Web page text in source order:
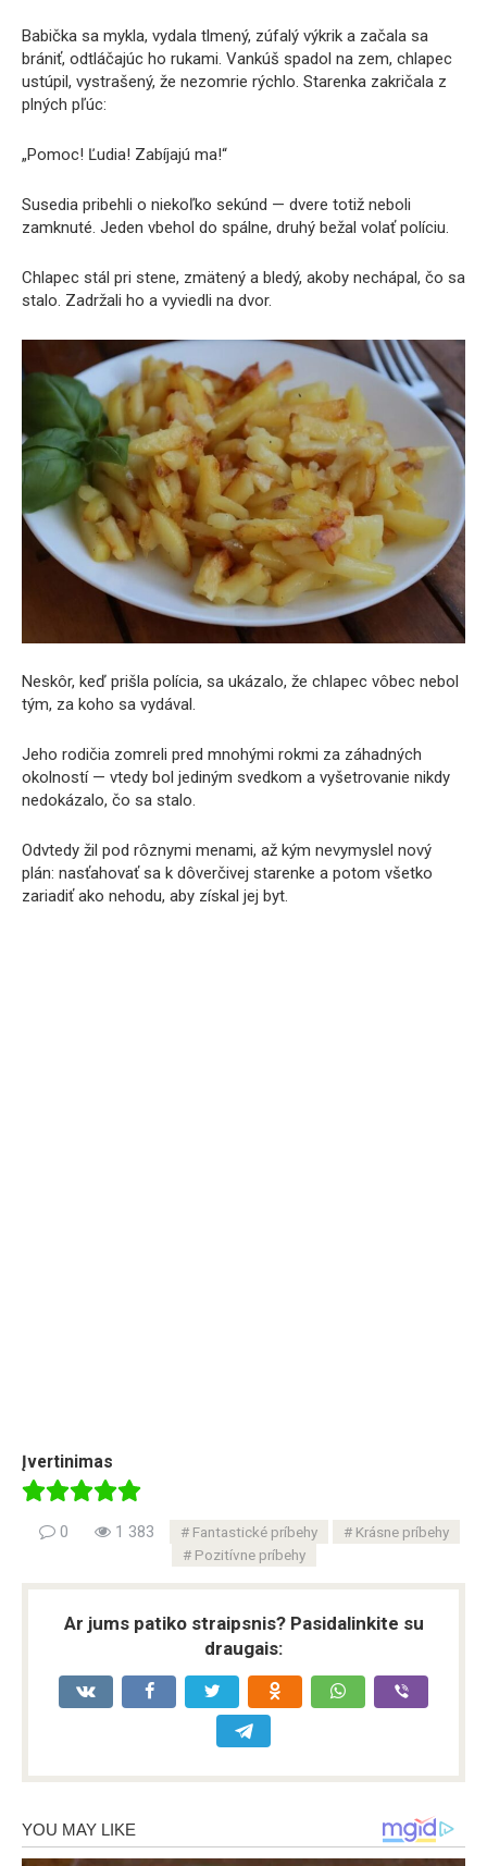
Babička sa mykla, vydala tlmený, zúfalý výkrik a začala sa
brániť, odtláčajúc ho rukami. Vankúš spadol na zem, chlapec
ustúpil, vystrašený, že nezomrie rýchlo. Starenka zakričala z
plných pľúc:
„Pomoc! Ľudia! Zabíjajú ma!“
Susedia pribehli o niekoľko sekúnd — dvere totiž neboli
zamknuté. Jeden vbehol do spálne, druhý bežal volať políciu.
Chlapec stál pri stene, zmätený a bledý, akoby nechápal, čo sa
stalo. Zadržali ho a vyviedli na dvor.
Neskôr, keď prišla polícia, sa ukázalo, že chlapec vôbec nebol
tým, za koho sa vydával.
Jeho rodičia zomreli pred mnohými rokmi za záhadných
okolností — vtedy bol jediným svedkom a vyšetrovanie nikdy
nedokázalo, čo sa stalo.
Odvtedy žil pod rôznymi menami, až kým nevymyslel nový
plán: nasťahovať sa k dôverčivej starenke a potom všetko
zariadiť ako nehodu, aby získal jej byt.
Įvertinimas
0 1 383 Fantastické príbehy
Krásne príbehy
Pozitívne príbehy
Ar jums patiko straipsnis? Pasidalinkite su
draugais: